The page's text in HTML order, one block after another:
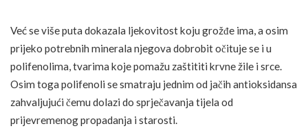
Već se više puta dokazala ljekovitost koju grožđe ima, a osim
prijeko potrebnih minerala njegova dobrobit očituje se i u
polifenolima, tvarima koje pomažu zaštititi krvne žile i srce.
Osim toga polifenoli se smatraju jednim od jačih antioksidansa
zahvaljujući čemu dolazi do sprječavanja tijela od
prijevremenog propadanja i starosti.